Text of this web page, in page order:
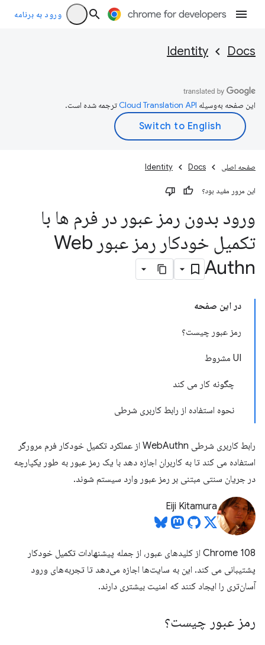
ورود به برنامه
Docs
Identity
این صفحه به‌وسیله ترجمه شده است.
صفحه اصلی Docs
Identity
این مرور مفید بود؟
ورود بدون رمز عبور در فرم ها با
تکمیل خودکار رمز عبور Web
Authn
در این صفحه
رمز عبور چیست؟
UI مشروط
چگونه کار می کند
نحوه استفاده از رابط کاربری شرطی
رابط کاربری شرطی WebAuthn از عملکرد تکمیل خودکار فرم مرورگر
استفاده می کند تا به کاربران اجازه دهد با یک رمز عبور به طور یکپارچه
در جریان سنتی مبتنی بر رمز عبور وارد سیستم شوند.
Eiji Kitamura
Chrome 108 از کلیدهای عبور، از جمله پیشنهادات تکمیل خودکار
پشتیبانی می کند. این به سایت‌ها اجازه می‌دهد تا تجربه‌های ورود
آسان‌تری را ایجاد کنند که امنیت بیشتری دارند.
رمز عبور چیست؟